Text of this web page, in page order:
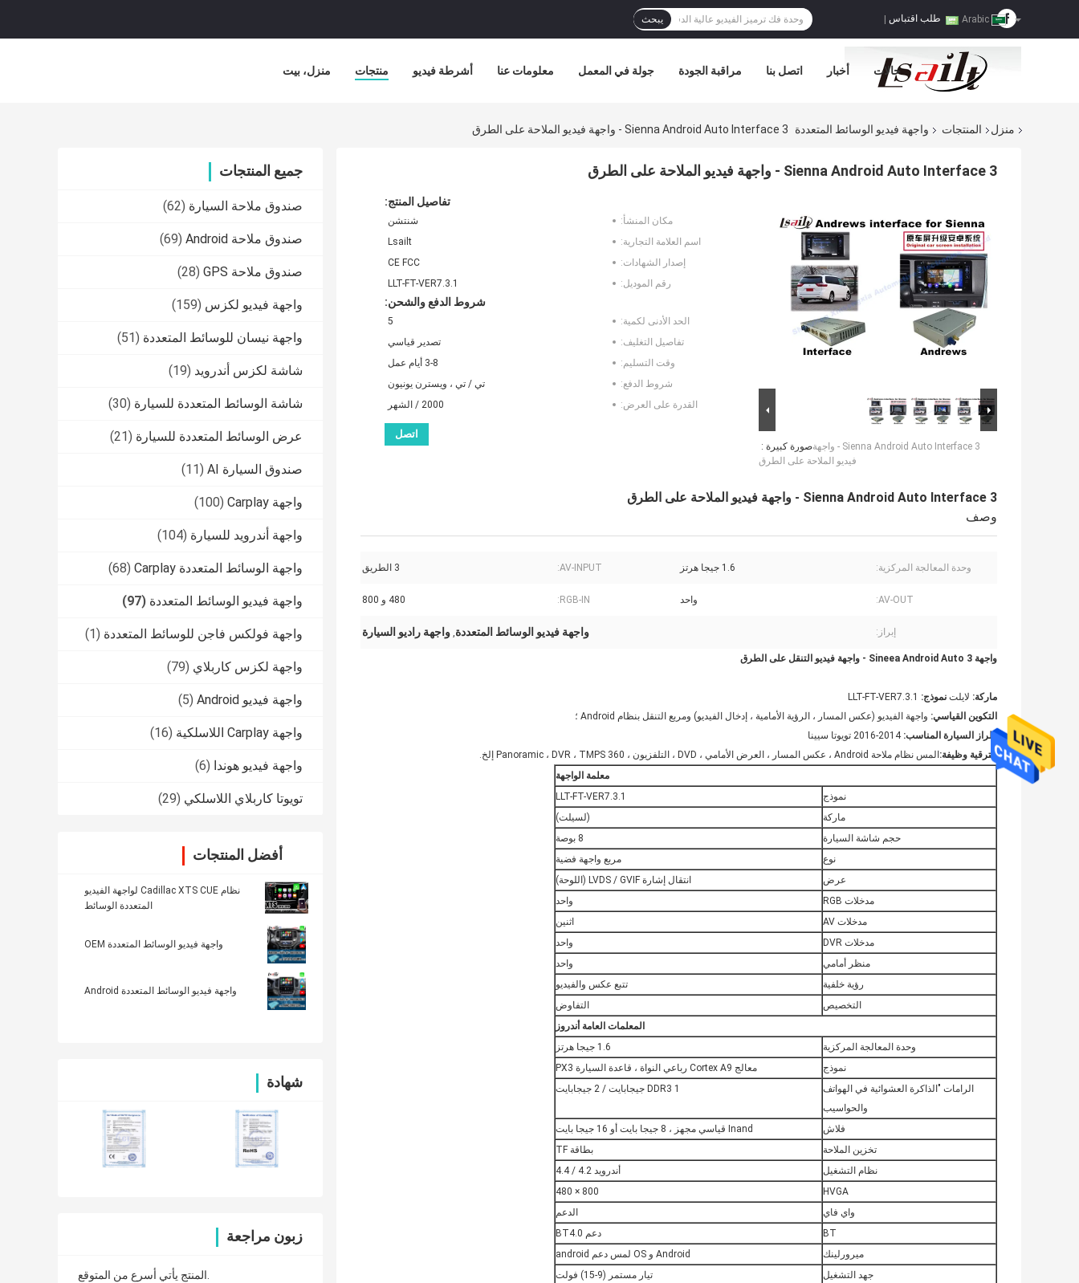
طلب اقتباس يبحث
منزل، بيت منتجات أشرطة فيديو معلومات عنا جولة في المعمل مراقبة الجودة اتصل بنا أخبار حالات
منزل المنتجات واجهة فيديو الوسائط المتعددة Sienna Android Auto Interface 3 - واجهة فيديو الملاحة على الطرق
جميع المنتجات
صندوق ملاحة السيارة (62)
صندوق ملاحة Android (69)
صندوق ملاحة GPS (28)
واجهة فيديو لكزس (159)
واجهة نيسان للوسائط المتعددة (51)
شاشة لكزس أندرويد (19)
شاشة الوسائط المتعددة للسيارة (30)
عرض الوسائط المتعددة للسيارة (21)
صندوق السيارة AI (11)
واجهة Carplay (100)
واجهة أندرويد للسيارة (104)
واجهة الوسائط المتعددة Carplay (68)
واجهة فيديو الوسائط المتعددة (97)
واجهة فولكس فاجن للوسائط المتعددة (1)
واجهة لكزس كاربلاي (79)
واجهة فيديو Android (5)
واجهة Carplay اللاسلكية (16)
واجهة فيديو هوندا (6)
تويوتا كاربلاي اللاسلكي (29)
أفضل المنتجات
نظام Cadillac XTS CUE لواجهة الفيديو
المتعددة الوسائط
واجهة فيديو الوسائط المتعددة OEM
واجهة فيديو الوسائط المتعددة Android
شهادة
زبون مراجعة
المنتج يأتي أسرع من المتوقع.
Sienna Android Auto Interface 3 - واجهة فيديو الملاحة على الطرق
صورة كبيرة :Sienna Android Auto Interface 3 - واجهة
فيديو الملاحة على الطرق
تفاصيل المنتج:
مكان المنشأ:
شنتشن
اسم العلامة التجارية:
Lsailt
إصدار الشهادات:
CE FCC
رقم الموديل:
LLT-FT-VER7.3.1
شروط الدفع والشحن:
الحد الأدنى لكمية:
5
تفاصيل التغليف:
تصدير قياسي
وقت التسليم:
3-8 أيام عمل
شروط الدفع:
تي / تي ، ويسترن يونيون
القدرة على العرض:
2000 / الشهر
اتصل
Sienna Android Auto Interface 3 - واجهة فيديو الملاحة على الطرق
وصف
وحدة المعالجة المركزية: 1.6 جيجا هرتز AV-INPUT: 3 الطريق
AV-OUT: واحد RGB-IN: 480 و 800
إبراز: واجهة فيديو الوسائط المتعددة, واجهة راديو السيارة
واجهة Sineea Android Auto 3 - واجهة فيديو التنقل على الطرق
ماركة: لايلت نموذج:
التكوين القياسي: واجهة الفيديو (عكس المسار ، الرؤية الأمامية ، إدخال الفيديو) ومربع التنقل بنظام Android ؛
طراز السيارة المناسب: 2014-2016 تويوتا سيينا
الترقية وظيفة: المس نظام ملاحة Android ، عكس المسار ، العرض الأمامي ، DVD ، التلفزيون ، 360 Panoramic ، DVR ، TMPS إلخ.
معلمة الواجهة
نموذج
LLT-FT-VER7.3.1
ماركة
(لسيلت)
حجم شاشة السيارة
8 بوصة
نوع
مربع واجهة فضية
عرض
انتقال إشارة LVDS / GVIF (اللوحة)
مدخلات RGB
واحد
مدخلات AV
اثنين
مدخلات DVR
واحد
منظر أمامي
واحد
رؤية خلفية
تتبع عكس والفيديو
التخصيص
التفاوض
المعلمات العامة أندروز
وحدة المعالجة المركزية
1.6 جيجا هرتز
نموذج
معالج Cortex A9 رباعي النواة ، قاعدة السيارة PX3
الرامات "الذاكرة العشوائية في الهواتف
والحواسيب
DDR3 1 جيجابايت / 2 جيجابايت
فلاش
Inand قياسي مجهز ، 8 جيجا بايت أو 16 جيجا بايت
تخزين الملاحة
بطاقة TF
نظام التشغيل
أندرويد 4.2 / 4.4
HVGA
800 × 480
واي فاي
الدعم
BT
دعم BT4.0
ميرورلينك
Android و OS لمس دعم android
جهد التشغيل
تيار مستمر (9-15) فولت